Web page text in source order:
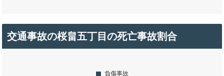
交通事故の桜畠五丁目の死亡事故割合